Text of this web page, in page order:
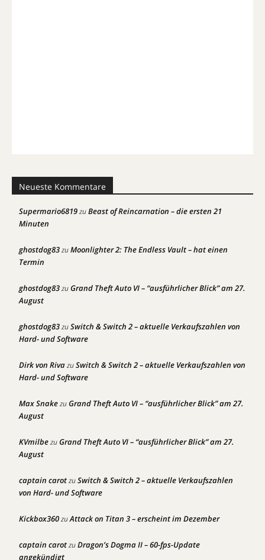
Neueste Kommentare
Supermario6819zuBeast of Reincarnation – die ersten 21
Minuten
ghostdog83zuMoonlighter 2: The Endless Vault – hat einen
Termin
ghostdog83zuGrand Theft Auto VI – “ausführlicher Blick” am 27.
August
ghostdog83zuSwitch & Switch 2 – aktuelle Verkaufszahlen von
Hard- und Software
Dirk von RivazuSwitch & Switch 2 – aktuelle Verkaufszahlen von
Hard- und Software
Max SnakezuGrand Theft Auto VI – “ausführlicher Blick” am 27.
August
KVmilbezuGrand Theft Auto VI – “ausführlicher Blick” am 27.
August
captain carotzuSwitch & Switch 2 – aktuelle Verkaufszahlen
von Hard- und Software
Kickbox360zuAttack on Titan 3 – erscheint im Dezember
captain carotzuDragon’s Dogma II – 60-fps-Update
angekündigt